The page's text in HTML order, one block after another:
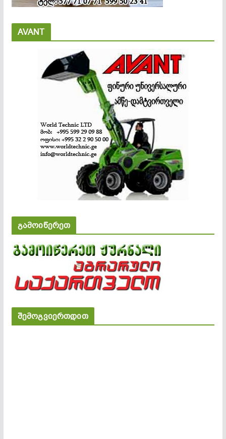
AVANT
გამოიწერეთ
შემოგვიერთდით